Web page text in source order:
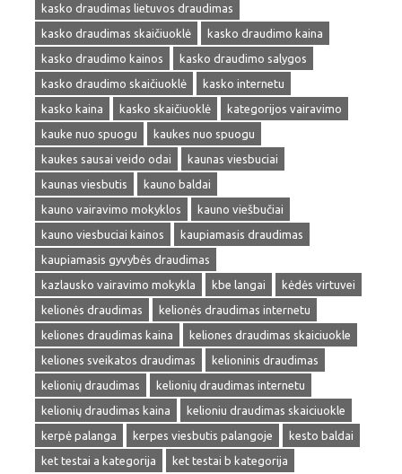
kasko draudimas lietuvos draudimas
kasko draudimas skaičiuoklė
kasko draudimo kaina
kasko draudimo kainos
kasko draudimo salygos
kasko draudimo skaičiuoklė
kasko internetu
kasko kaina
kasko skaičiuoklė
kategorijos vairavimo
kauke nuo spuogu
kaukes nuo spuogu
kaukes sausai veido odai
kaunas viesbuciai
kaunas viesbutis
kauno baldai
kauno vairavimo mokyklos
kauno viešbučiai
kauno viesbuciai kainos
kaupiamasis draudimas
kaupiamasis gyvybės draudimas
kazlausko vairavimo mokykla
kbe langai
kėdės virtuvei
kelionės draudimas
kelionės draudimas internetu
keliones draudimas kaina
keliones draudimas skaiciuokle
keliones sveikatos draudimas
kelioninis draudimas
kelionių draudimas
kelionių draudimas internetu
kelionių draudimas kaina
kelioniu draudimas skaiciuokle
kerpė palanga
kerpes viesbutis palangoje
kesto baldai
ket testai a kategorija
ket testai b kategorija